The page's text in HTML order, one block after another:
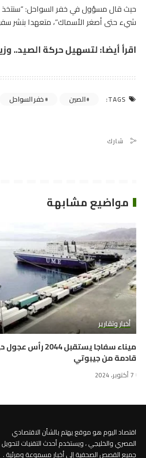
حيث قال مسؤول في خفر السواحل: “سنتخذ
شيء حتى أصغر الأسماك”، متعهدا بنشر سفن حراسة إضافية تبلغ حمولتها
اقرأ أيضا:لتسهيل حركة الصيد..
TAGS: الصين خفر السواحل
شارك
مواضيع مشابهة
أخبار وتقارير
ميناء سفاجا يستقبل 2044 رأس
قادمة من جيبوتي
7 أكتوبر، 2024
اقتصاد اليوم هو موقع يهتم بالشأن الاقتصادي
المصري والخليجي ، ويستخدم أحدث التقنيات لتحويل
جميع القصص الصحفية إلى أخبار مسموعة ومرئية .